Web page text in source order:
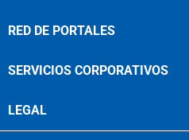
RED DE PORTALES
SERVICIOS CORPORATIVOS
LEGAL